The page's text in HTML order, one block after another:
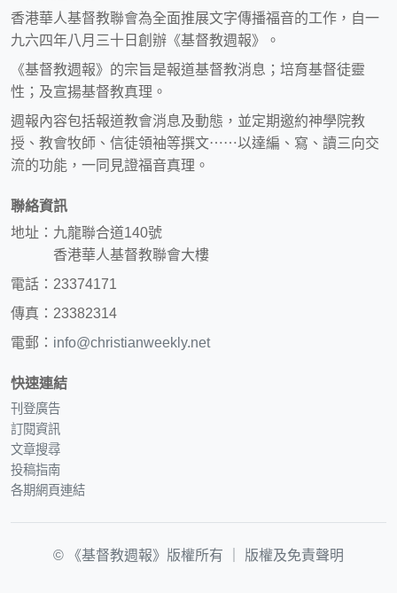
香港華人基督教聯會為全面推展文字傳播福音的工作，自一
九六四年八月三十日創辦《基督教週報》。
《基督教週報》的宗旨是報道基督教消息；培育基督徒靈
性；及宣揚基督教真理。
週報內容包括報道教會消息及動態，並定期邀約神學院教
授、教會牧師、信徒領袖等撰文⋯⋯以達編、寫、讀三向交
流的功能，一同見證福音真理。
聯絡資訊
地址：九龍聯合道140號
香港華人基督教聯會大樓
電話：23374171
傳真：23382314
電郵： info@christianweekly.net
快速連結
刊登廣告
訂閱資訊
文章搜尋
投稿指南
各期網頁連結
© 《基督教週報》版權所有 ｜ 版權及免責聲明